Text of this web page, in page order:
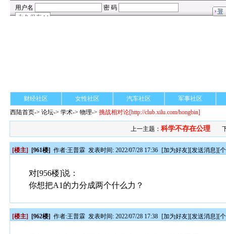
财经社区 女性社区 汽车社区
军事社区
西陆首页->论坛->学术-> 物理->挑战相对论[http://club.xilu.com/hongbin]
上一主题： 科学不存在公理
[楼主] [961楼] 作者:王普霖 发表时间: 2022/07/28 17:36 [加为好友][发送消息][
对[956楼]说：
你想把A1的力分成两个什么力？
[楼主] [962楼] 作者:王普霖 发表时间: 2022/07/28 17:38 [加为好友][发送消息][